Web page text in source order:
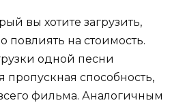
вы хотите загрузить,
повлиять на стоимость.
одной песни
пропускная способность,
фильма. Аналогичным